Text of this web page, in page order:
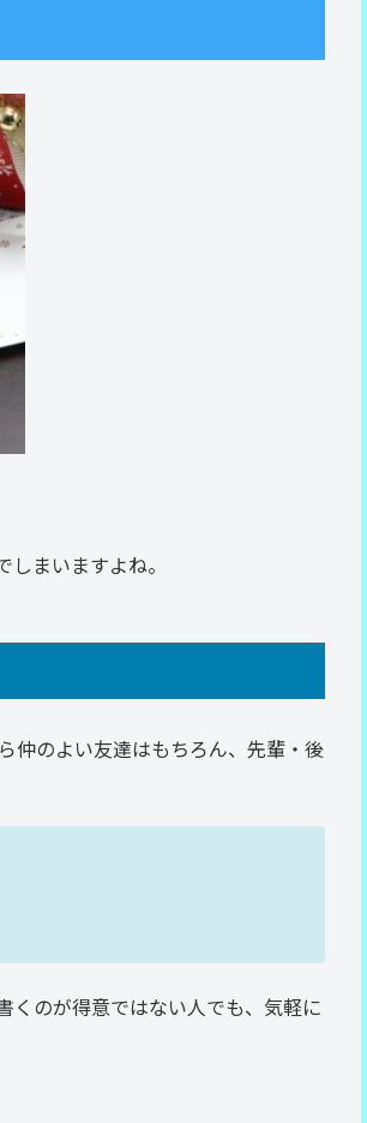
しまいますよね。
仲のよい友達はもちろん、先輩・後
くのが得意ではない人でも、気軽に